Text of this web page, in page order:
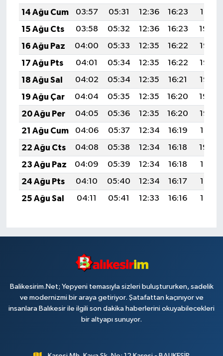
14 Ağu Cum
03:57 05:31 12:36 16:23
19:31
15 Ağu Cts
03:58 05:32 12:36 16:23
19:30
16 Ağu Paz
04:00 05:33 12:35 16:22
19:28
17 Ağu Pts
04:01 05:34 12:35 16:22
19:27
18 Ağu Sal
04:02 05:34 12:35 16:21
19:26
19 Ağu Çar
04:04 05:35 12:35 16:20
19:24
20 Ağu Per
04:05 05:36 12:35 16:20
19:23
21 Ağu Cum
04:06 05:37 12:34 16:19
19:21
22 Ağu Cts
04:08 05:38 12:34 16:18
19:20
23 Ağu Paz
04:09 05:39 12:34 16:18
19:19
24 Ağu Pts
04:10 05:40 12:34 16:17
19:17
25 Ağu Sal
04:11 05:41 12:33 16:16 19:16
Balikesirim.Net; Yepyeni temasıyla sizleri buluştururken, sadelik
ve modernizmi bir araya getiriyor. Şatafattan kaçınıyor ve
insanlara Balıkesir ile ilgili son dakika haberlerini okuyabilecekleri
bir altyapı sunuyor.